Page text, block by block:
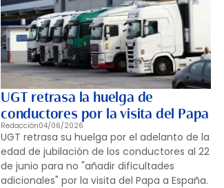
UGT retrasa la huelga de
conductores por la visita del Papa
Redacción04/06/2026
UGT retrasa su huelga por el adelanto de la
edad de jubilación de los conductores al 22
de junio para no "añadir dificultades
adicionales" por la visita del Papa a España.